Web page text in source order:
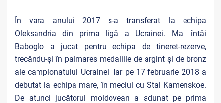
În vara anului 2017 s-a transferat la echipa
Oleksandria din prima ligă a Ucrainei. Mai întâi
Baboglo a jucat pentru echipa de tineret-rezerve,
trecându-și în palmares medaliile de argint și de bronz
ale campionatului Ucrainei. Iar pe 17 februarie 2018 a
debutat la echipa mare, în meciul cu Stal Kamenskoe.
De atunci jucătorul moldovean a adunat pe prima